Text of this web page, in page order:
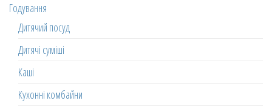
Годування
Дитячий посуд
Дитячі суміші
Каші
Кухонні комбайни